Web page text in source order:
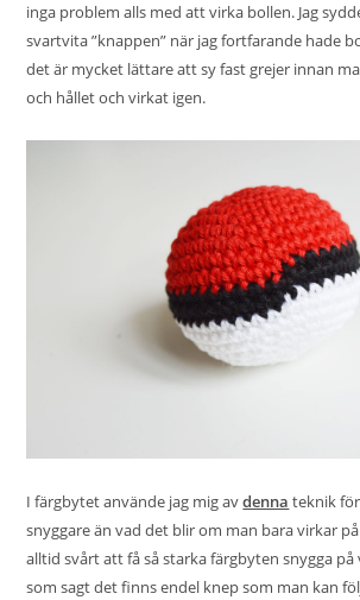
inga problem alls med att virka bollen. Jag
svartvita ”knappen” när jag fortfarande hade
det är mycket lättare att sy fast grejer innan
och hållet och virkat igen.
I färgbytet använde jag mig avdenna teknik
snyggare än vad det blir om man bara virkar
alltid svårt att få så starka färgbyten snygga på
som sagt det finns endel knep som man kan